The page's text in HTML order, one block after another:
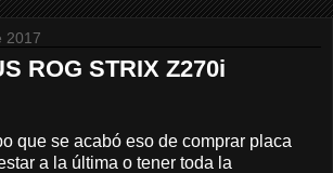
2017
ROG STRIX Z270i
que se acabó eso de comprar placa
a la última o tener toda la